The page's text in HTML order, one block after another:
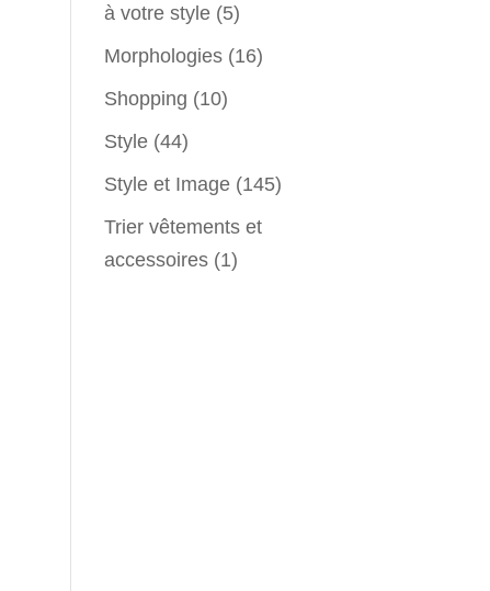
à votre style (5)
Morphologies (16)
Shopping (10)
Style (44)
Style et Image (145)
Trier vêtements et
accessoires (1)